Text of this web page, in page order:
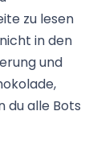
zu lesen
in den
und
du alle Bots